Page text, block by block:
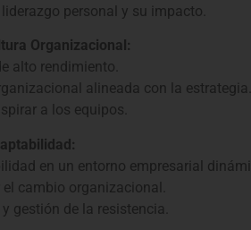
personal y su impacto.
Organizacional:
alto rendimiento.
alineada con la estrategia.
a los equipos.
en un entorno empresarial
cambio organizacional.
gestión de la resistencia.